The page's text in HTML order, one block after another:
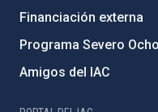
Financiación externa
Programa Severo
Amigos del IAC